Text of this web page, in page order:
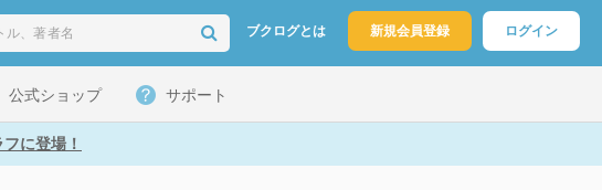
ブクログとは 新規会員登録 ログイン
公式ショップ サポート
に登場！